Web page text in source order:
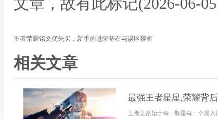
王者荣耀铭文优先买，新手的进阶基石与误区辨析
相关文章
最强王者星星,荣耀背
王者之路始于每一颗星每一个踏